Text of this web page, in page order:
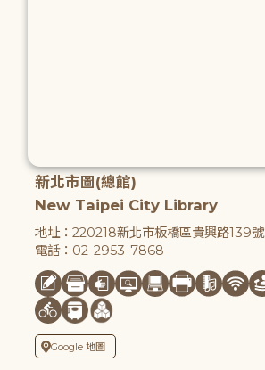
新北市圖(總館)
New Taipei City Library
地址：220218新北市板橋區貴興路139號
電話：02-2953-7868
Google 地圖